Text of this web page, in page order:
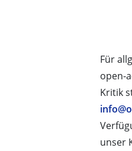
Für
open-
Kritik
unser